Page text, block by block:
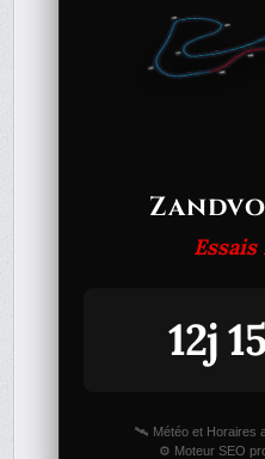
Essais
12j
🛰️ Météo et Horaires
⚙️ Moteur SEO